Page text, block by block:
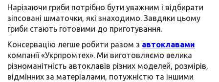
Нарізаючи гриби потрібно бути уважним і відбирати
зіпсовані шматочки, які знаходимо. Завдяки цьому
гриби стають готовими до приготування.
Консервацію легше робити разом з автоклавами
компанії «Укрпромтех». Ми виготовляємо велика
різноманітність автоклавів різних моделей, розмірів,
відмінних за матеріалами, потужністю та іншими